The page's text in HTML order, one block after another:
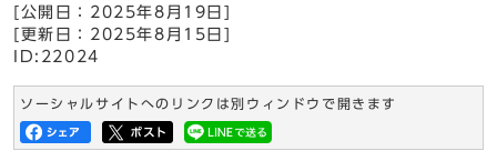
[公開日： 2025年8月19日
[更新日： 2025年8月15日
ID:22024
ソーシャルサイトへのリンクは別ウィンドウで開きます